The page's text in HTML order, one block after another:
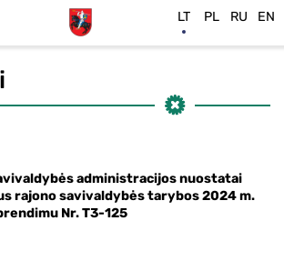
administracijos nuostatai
rajono savivaldybės tarybos 2024 m.
Nr. T3-125
LT PL RU EN